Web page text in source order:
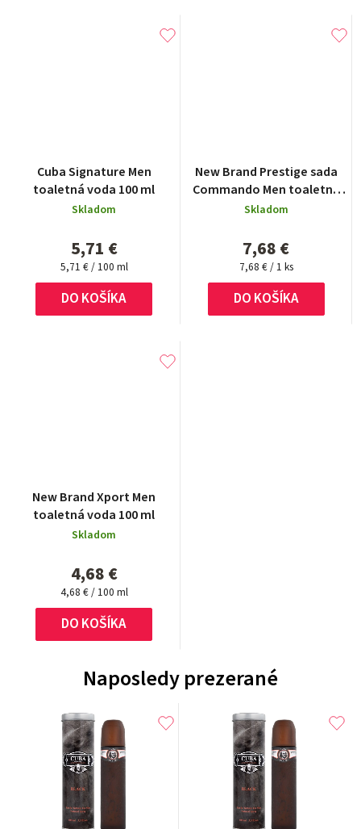
Cuba Signature Men
toaletná voda 100 ml
Skladom
5,71 €
Jednotková
cena:
5,71 € / 100 ml
DO KOŠÍKA
New Brand Prestige sada
Commando Men toaletná
voda 100 ml + 15 ml +
shave 130 ml
Skladom
7,68 €
Jednotková
cena:
7,68 € / 1 ks
DO KOŠÍKA
New Brand Xport Men
toaletná voda 100 ml
Skladom
4,68 €
Jednotková
cena:
4,68 € / 100 ml
DO KOŠÍKA
Naposledy prezerané